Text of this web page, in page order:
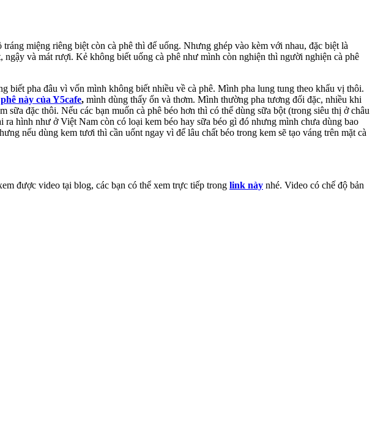
miệng riêng biệt còn cà phê thì để uống. Nhưng ghép vào kèm với nhau, đặc biệt là
và mát rượi. Kẻ không biết uống cà phê như mình còn nghiện thì người nghiện cà phê
biết pha đâu vì vốn mình không biết nhiều về cà phê. Mình pha lung tung theo khẩu vị thôi.
này của Y5cafe, mình dùng thấy ổn và thơm. Mình thường pha tương đối đặc, nhiều khi
đặc thôi. Nếu các bạn muốn cà phê béo hơn thì có thể dùng sữa bột (trong siêu thị ở châu
hình như ở Việt Nam còn có loại kem béo hay sữa béo gì đó nhưng mình chưa dùng bao
nếu dùng kem tươi thì cần uốnt ngay vì để lâu chất béo trong kem sẽ tạo váng trên mặt cà
được video tại blog, các bạn có thể xem trực tiếp trong link này nhé. Video có chế độ bản